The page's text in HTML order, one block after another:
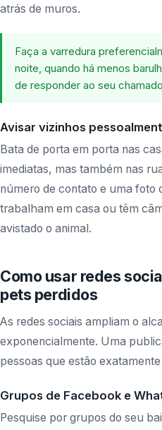
atrás de muros.
Faça a varredura
noite, quando há menos
de responder ao seu
Avisar vizinhos
Bata de porta em porta nas
imediatas, mas também nas
número de contato e uma foto
trabalham em casa ou têm
avistado o animal.
Como usar redes
pets perdidos
As redes sociais ampliam o
exponencialmente. Uma
pessoas que estão
Grupos de Facebook e
Pesquise por grupos do seu